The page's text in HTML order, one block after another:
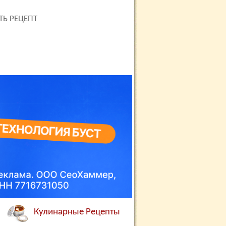
РЕЦЕПТ
Кулинарные Рецепты